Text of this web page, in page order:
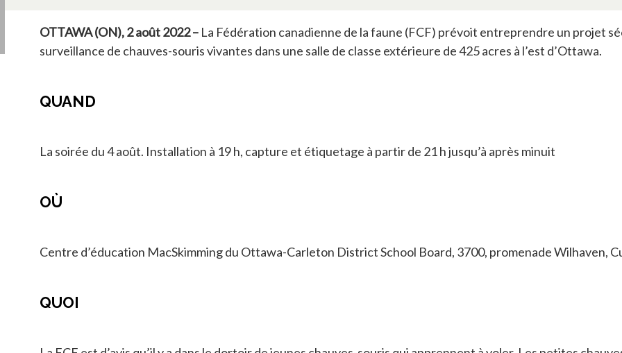
OTTAWA (ON), 2 août 2022 – La Fédération canadienne de la faune (FCF) prévoit entreprendre un projet
surveillance de chauves-souris vivantes dans une salle de classe extérieure de 425 acres à l’est d’Ottawa.
QUAND
La soirée du 4 août. Installation à 19 h, capture et étiquetage à partir de 21 h jusqu’à après minuit
OÙ
Centre d’éducation MacSkimming du Ottawa-Carleton District School Board, 3700, promenade Wilhaven,
QUOI